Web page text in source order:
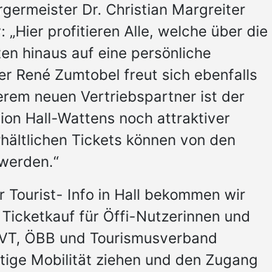
Dr. Christian Margreiter
profitieren Alle, welche über die
hinaus auf eine persönliche
René Zumtobel freut sich ebenfalls
neuen Vertriebspartner ist der
Hall-Wattens noch attraktiver
Tickets können von den
Tourist- Info in Hall bekommen wir
für Öffi-Nutzerinnen und
ÖBB und Tourismusverband
Mobilität ziehen und den Zugang